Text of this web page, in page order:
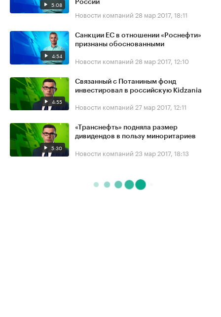
5:08
России
Новости компаний 28 мар 2017, 18:11
4:54
Санкции ЕС в отношении «Роснефти»
признаны обоснованными
Новости компаний 28 мар 2017, 12:10
4:55
Связанный с Потаниным фонд
инвестировал в российскую Kidzania
Новости компаний 27 мар 2017, 12:11
5:30
«Транснефть» подняла размер
дивидендов в пользу миноритариев
Новости компаний 23 мар 2017, 18:13